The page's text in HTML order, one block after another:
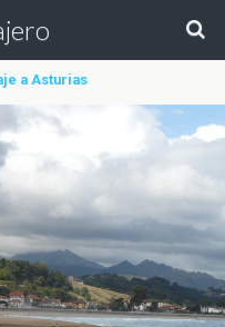
a Asturias